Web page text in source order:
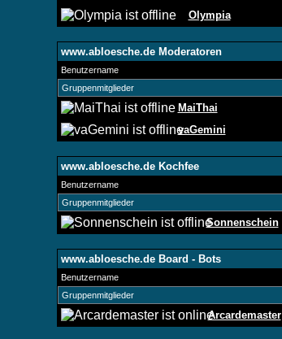
Olympia
www.abloesche.de Moderatoren
Benutzername
Gruppenmitglieder
MaiThai
vaGemini
www.abloesche.de Kochfee
Benutzername
Gruppenmitglieder
Sonnenschein
www.abloesche.de Board - Bots
Benutzername
Gruppenmitglieder
Arcardemaster